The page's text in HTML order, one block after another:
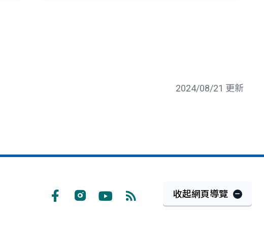
2024/08/21 更新
收起網頁導覽